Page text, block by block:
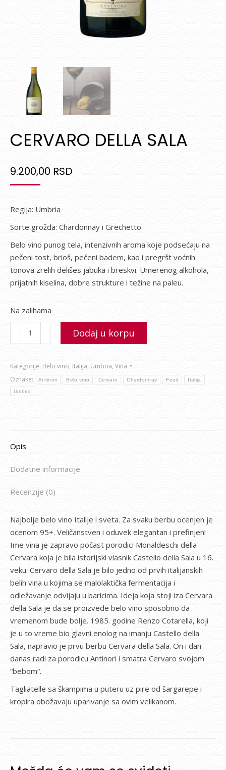
CERVARO DELLA SALA
9.200,00 RSD
Regija: Umbria
Sorte grožđa: Chardonnay i Grechetto
Belo vino punog tela, intenzivnih aroma koje podsećaju na
pečeni tost, brioš, pečeni badem, kao i pregršt voćnih
tonova zrelih delišes jabuka i breskvi. Umerenog alkohola,
prijatnih kiselina, dobre strukture i težine na paleu.
Na zalihama
Dodaj u korpu
Kategorije: Belo vino, Italija, Umbria, Vina
Oznake:
Antinori Belo vino Cervaro Chardonnay Feed Italija
Umbria
Opis
Dodatne informacije
Recenzije (0)
Najbolje belo vino Italije i sveta. Za svaku berbu ocenjen je
ocenom 95+. Veličanstven i oduvek elegantan i prefinjen!
Ime vina je zapravo počast porodici Monaldeschi della
Cervara koja je bila istorijski vlasnik Castello della Sala u 16.
veku. Cervaro della Sala je bilo jedno od prvih italijanskih
belih vina u kojima se malolaktička fermentacija i
odležavanje odvijaju u baricima. Ideja koja stoji iza Cervara
della Sala je da se proizvede belo vino sposobno da
vremenom bude bolje. 1985. godine Renzo Cotarella, koji
je u to vreme bio glavni enolog na imanju Castello della
Sala, napravio je prvu berbu Cervara della Sala. On i dan
danas radi za porodicu Antinori i smatra Cervaro svojom
“bebom“.
Tagliatelle sa škampima u puteru uz pire od šargarepe i
kropira obožavaju uparivanje sa ovim velikanom.